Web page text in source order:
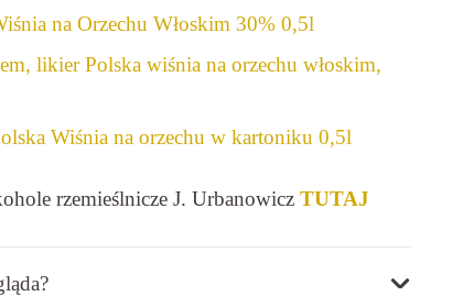
na Orzechu Włoskim 30% 0,5l
likier Polska wiśnia na orzechu włoskim,
Wiśnia na orzechu w kartoniku 0,5l
rzemieślnicze J. Urbanowicz TUTAJ